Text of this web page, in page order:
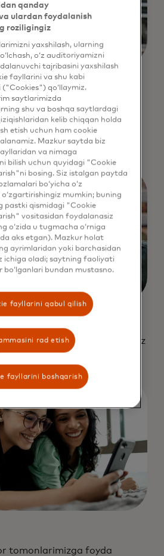
foydalanishda
va kutilmagan
ehtiyotkorlik bilan
foydalanishimiz
xizmat qiladi.
tomonlarimizga foyda
qanday
ulardan foydalanish
roziligingiz
yaxshilash, ularning
o‘z auditoriyamizni
tajribasini yaxshilash
fayllarini va shu kabi
qo‘llaymiz.
saytlarimizda
shu va boshqa saytlardagi
kelib chiqqan holda
etish uchun ham cookie
Mazkur saytda biz
va nimaga
bilish uchun quyidagi "Cookie
bosing. Siz istalgan paytda
bo‘yicha o‘z
mumkin; buning
pastki qismidagi "Cookie
vositasidan foydalanasiz
o‘zida u tugmacha o‘rniga
aks etgan). Mazkur holat
ayrimlaridan yoki barchasidan
ichiga oladi; saytning faoliyati
bo‘lganlari bundan mustasno.
fayllarini qabul qilish
rad etish
fayllarini boshqarish